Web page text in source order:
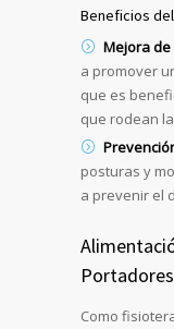
Beneficios
Mejora de
a promover
que es
que rodean
posturas y
a prevenir el
Como